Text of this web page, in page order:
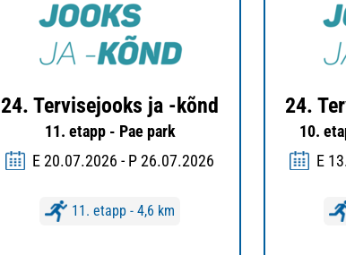
24. Tervisejooks ja -kõnd
11. etapp - Pae park
E 20.07.2026 - P 26.07.2026
11. etapp - 4,6 km
24.
10.
E